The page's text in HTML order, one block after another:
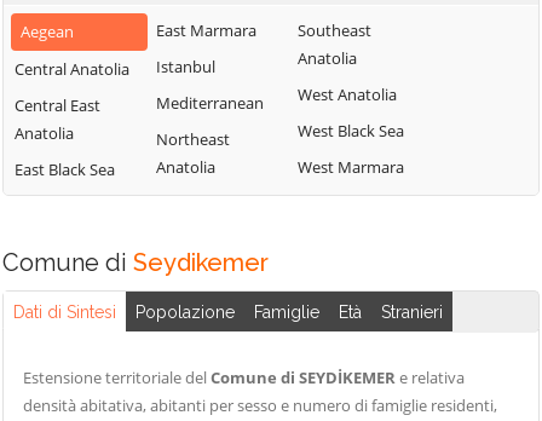
Aegean
Central Anatolia
Central East
Anatolia
East Black Sea
East Marmara
Istanbul
Mediterranean
Northeast
Anatolia
Southeast
Anatolia
West Anatolia
West Black Sea
West Marmara
Comune di Seydikemer
Dati di Sintesi Popolazione Famiglie Età Stranieri
Estensione territoriale delComune di SEYDİKEMERe relativa
densità abitativa, abitanti per sesso e numero di famiglie residenti,